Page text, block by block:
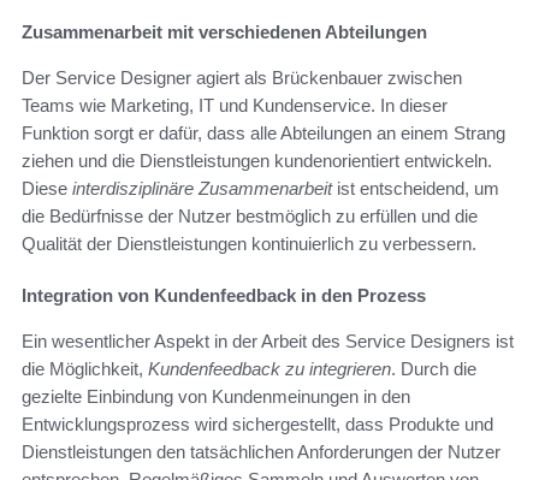
Zusammenarbeit mit verschiedenen Abteilungen
Der Service Designer agiert als Brückenbauer zwischen
Teams wie Marketing, IT und Kundenservice. In dieser
Funktion sorgt er dafür, dass alle Abteilungen an einem Strang
ziehen und die Dienstleistungen kundenorientiert entwickeln.
Diese interdisziplinäre Zusammenarbeitist entscheidend, um
die Bedürfnisse der Nutzer bestmöglich zu erfüllen und die
Qualität der Dienstleistungen kontinuierlich zu verbessern.
Integration von Kundenfeedback in den Prozess
Ein wesentlicher Aspekt in der Arbeit des Service Designers ist
die Möglichkeit, Kundenfeedback zu integrieren. Durch die
gezielte Einbindung von Kundenmeinungen in den
Entwicklungsprozess wird sichergestellt, dass Produkte und
Dienstleistungen den tatsächlichen Anforderungen der Nutzer